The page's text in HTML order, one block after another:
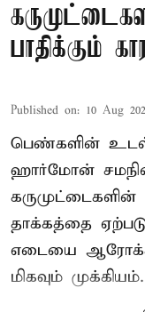
பாதிக்கும்
Published on: 10 Aug
பெண்களின் உடல்
ஹார்மோன்
கருமுட்டைகளின்
தாக்கத்தை
எடையை
மிகவும் முக்கியம்.